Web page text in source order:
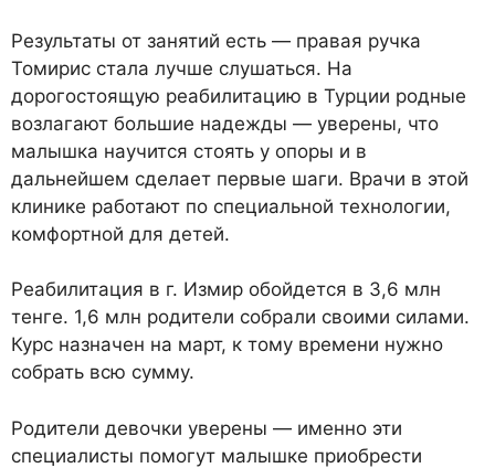
Результаты от занятий есть — правая ручка
Томирис стала лучше слушаться. На
дорогостоящую реабилитацию в Турции родные
возлагают большие надежды — уверены, что
малышка научится стоять у опоры и в
дальнейшем сделает первые шаги. Врачи в этой
клинике работают по специальной технологии,
комфортной для детей.
Реабилитация в г. Измир обойдется в 3,6 млн
тенге. 1,6 млн родители собрали своими силами.
Курс назначен на март, к тому времени нужно
собрать всю сумму.
Родители девочки уверены — именно эти
специалисты помогут малышке приобрести